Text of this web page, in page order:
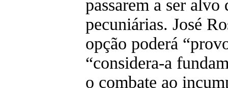
passarem a ser alvo
pecuniárias. José
opção poderá
“considera-a
o combate ao